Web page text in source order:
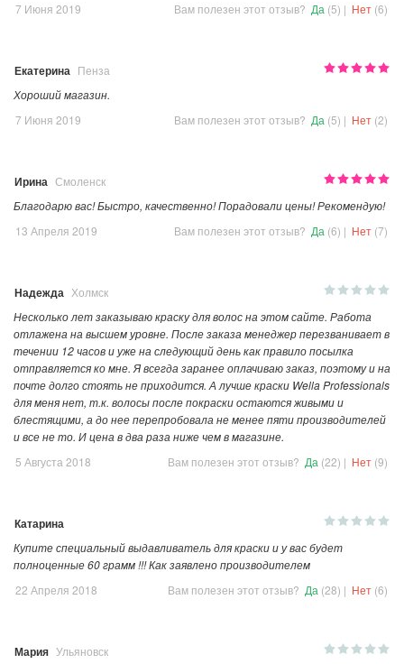
Вам полезен этот отзыв? Да (5) | Нет (6)
7 Июня 2019
Екатерина Пенза
Хороший магазин.
Вам полезен этот отзыв? Да (5) | Нет (2)
7 Июня 2019
Ирина Смоленск
Благодарю вас! Быстро, качественно! Порадовали цены! Рекомендую!
Вам полезен этот отзыв? Да (6) | Нет (7)
13 Апреля 2019
Надежда Холмск
Несколько лет заказываю краску для волос на этом сайте. Работа
отлажена на высшем уровне. После заказа менеджер перезванивает в
течении 12 часов и уже на следующий день как правило посылка
отправляется ко мне. Я всегда заранее оплачиваю заказ, поэтому и на
почте долго стоять не приходится. А лучше краски Wella Professionals
для меня нет, т.к. волосы после покраски остаются живыми и
блестящими, а до нее перепробовала не менее пяти производителей
и все не то. И цена в два раза ниже чем в магазине.
Вам полезен этот отзыв? Да (22) | Нет (9)
5 Августа 2018
Катарина
Купите специальный выдавливатель для краски и у вас будет
полноценные 60 грамм !!! Как заявлено производителем
Вам полезен этот отзыв? Да (28) | Нет (6)
22 Апреля 2018
Мария Ульяновск